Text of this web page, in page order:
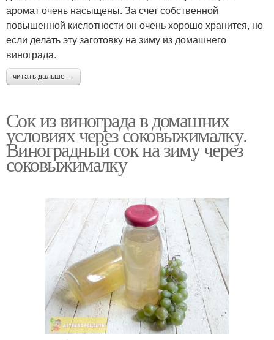
аромат очень насыщены. За счет собственной
повышенной кислотности он очень хорошо хранится, но
если делать эту заготовку на зиму из домашнего
винограда.
читать дальше →
Сок из винограда в домашних
условиях через соковыжималку.
Виноградный сок на зиму через
соковыжималку